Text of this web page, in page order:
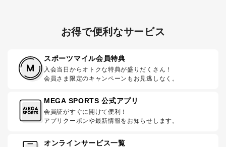
お得で便利なサービス
スポーツマイル会員特典
入会当日からオトクな特典が盛りだくさん！
会員さま限定のキャンペーンもお見逃しなく。
MEGA SPORTS 公式アプリ
会員証がすぐに開けて便利！
アプリクーポンや最新情報をお知らせします。
オンラインサービス一覧